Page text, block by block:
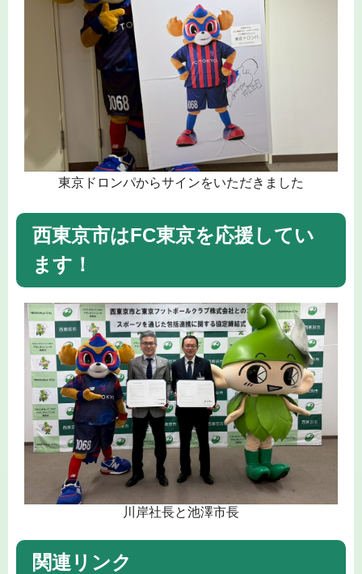
東京ドロンパからサインをいただきました
西東京市はFC東京を応援してい
ます！
川岸社長と池澤市長
関連リンク